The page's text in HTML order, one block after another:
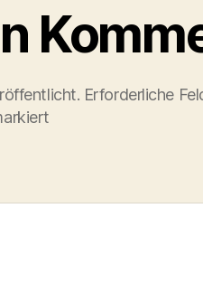
Erforderliche